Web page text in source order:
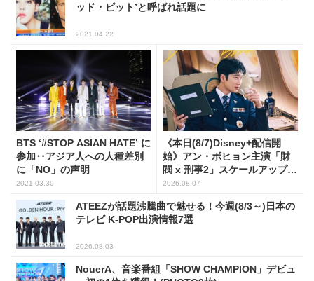
ッド・ピット’と呼ばれ話題に
2021.04.22
BTS ‘#STOP ASIAN HATE’ に
参加‥アジア人への人種差別
に「NO」の声明
2021.03.30
《本日(8/7)Disney+配信開
始》アン・ボヒョン主演「財
閥 x 刑事2」スケールアップし
たFLEX捜査に注目
2026.08.07
ATEEZが話題沸騰曲で魅せる！今週(8/3～)日本の
テレビ K-POP出演情報7選
2026.08.03
NouerA、音楽番組「SHOW CHAMPION」デビュ